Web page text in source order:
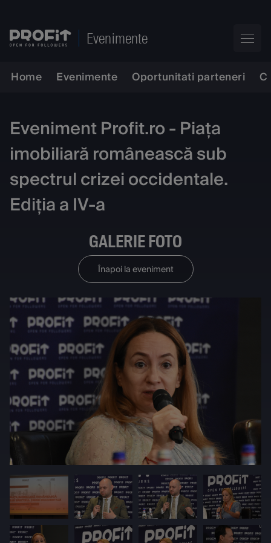
Evenimente
Home Evenimente Oportunitati parteneri
Eveniment Profit.ro - Piața
imobiliară românească sub
spectrul crizei occidentale.
Ediția a IV-a
GALERIE FOTO
Înapoi la eveniment